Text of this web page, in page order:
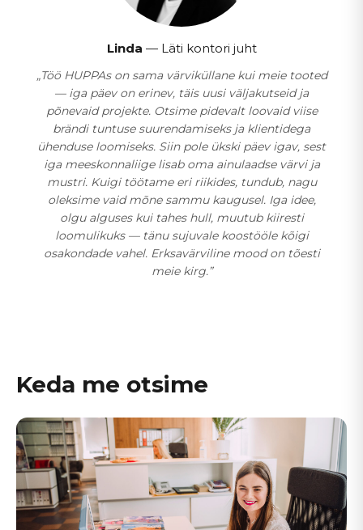
Linda — Läti kontori juht
„Töö HUPPAs on sama värviküllane kui meie tooted
— iga päev on erinev, täis uusi väljakutseid ja
põnevaid projekte. Otsime pidevalt loovaid viise
brändi tuntuse suurendamiseks ja klientidega
ühenduse loomiseks. Siin pole ükski päev igav, sest
iga meeskonnaliige lisab oma ainulaadse värvi ja
mustri. Kuigi töötame eri riikides, tundub, nagu
oleksime vaid mõne sammu kaugusel. Iga idee,
olgu alguses kui tahes hull, muutub kiiresti
loomulikuks — tänu sujuvale koostööle kõigi
osakondade vahel. Erksavärviline mood on tõesti
meie kirg.”
Keda me otsime